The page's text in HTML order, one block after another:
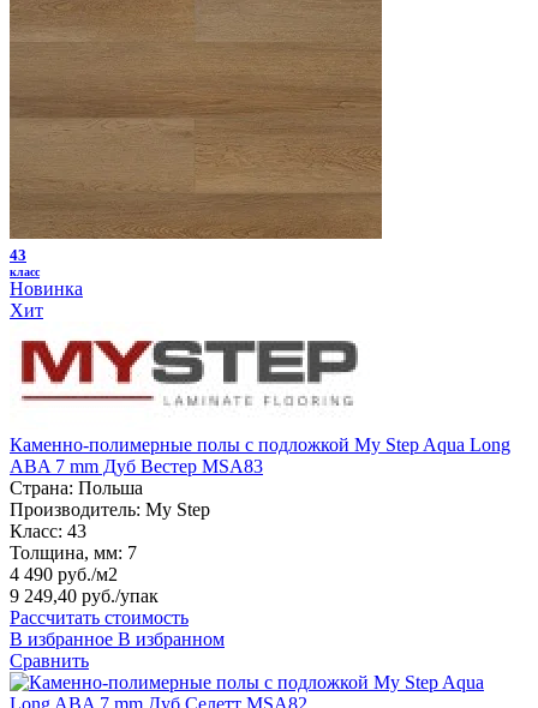
43
класс
Новинка
Хит
Каменно-полимерные полы с подложкой My Step Aqua Long
ABA 7 mm Дуб Вестер MSA83
Страна: Польша
Производитель: My Step
Класс: 43
Толщина, мм: 7
4 490 руб./м2
9 249,40 руб./упак
Рассчитать стоимость
В избранное В избранном
Сравнить